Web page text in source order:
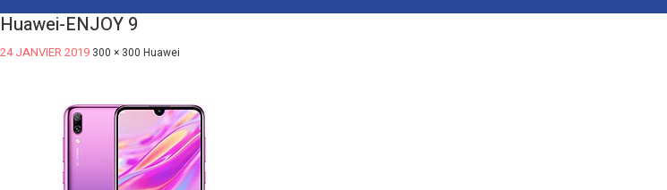
Huawei-ENJOY 9
24 JANVIER 2019 300 × 300 Huawei